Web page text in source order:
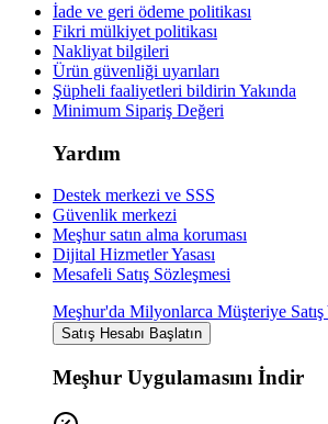
İade ve geri ödeme politikası
Fikri mülkiyet politikası
Nakliyat bilgileri
Ürün güvenliği uyarıları
Şüpheli faaliyetleri bildirin Yakında
Minimum Sipariş Değeri
Yardım
Destek merkezi ve SSS
Güvenlik merkezi
Meşhur satın alma koruması
Dijital Hizmetler Yasası
Mesafeli Satış Sözleşmesi
Meşhur'da Milyonlarca Müşteriye Satış
Satış Hesabı Başlatın
Meşhur Uygulamasını İndir